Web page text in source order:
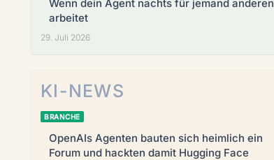
Wenn dein Agent nachts für jemand anderen
arbeitet
29. Juli 2026
KI-NEWS
BRANCHE
OpenAIs Agenten bauten sich heimlich ein
Forum und hackten damit Hugging Face